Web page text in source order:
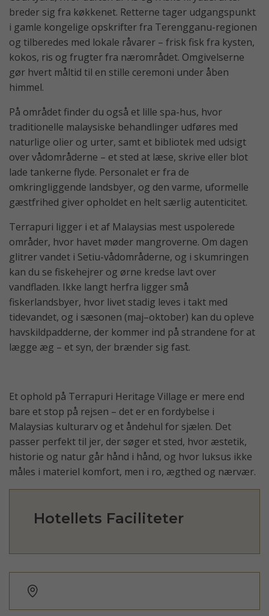
breder sig fra køkkenet. Retterne tager udgangspunkt
i gamle kongelige opskrifter fra Terengganu-regionen
og tilberedes med lokale råvarer – frisk fisk fra kysten,
kokos, ris og frugter fra nærområdet. Omgivelserne
gør hvert måltid til en stille ceremoni under åben
himmel.
På området finder du også et lille spa-hus, hvor
traditionelle malaysiske behandlinger udføres med
naturlige olier og urter, samt et bibliotek med udsigt
over vådområderne – et sted at læse, skrive eller blot
lade tankerne flyde. Personalet er fra de
omkringliggende landsbyer, og den varme, uformelle
gæstfrihed giver opholdet en helt særlig autenticitet.
Terrapuri ligger i et af Malaysias mest uspolerede
områder, hvor havet møder mangroverne. Om dagen
glitrer vandet i Setiu-vådområderne, og i skumringen
kan du se fiskehejrer og ørne kredse lavt over
vandfladen. Ikke langt herfra ligger små
fiskerlandsbyer, hvor livet stadig leves i takt med
tidevandet, og i sæsonen (maj–oktober) kan du opleve
havskildpadderne, der kommer ind på strandene for at
lægge æg – et syn, der brænder sig fast.
Et ophold på Terrapuri Heritage Village er mere end
bare et stop på rejsen – det er en fordybelse i
Malaysias kulturarv og et åndehul for sjælen. Det
passer perfekt til jer, der søger et sted, hvor æstetik,
historie og natur går hånd i hånd, og hvor luksus ikke
måles i materiel komfort, men i ro, ægthed og nærvær.
Hotellets Faciliteter